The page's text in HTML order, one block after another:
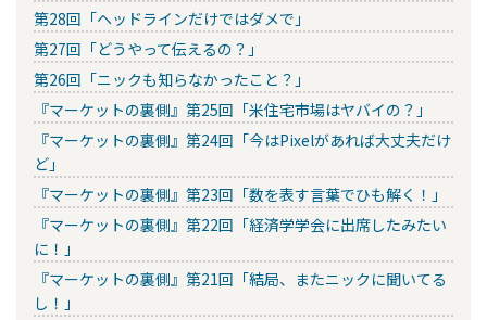
第28回「ヘッドラインだけではダメで」
第27回「どうやって伝えるの？」
第26回「ニックも知らなかったこと？」
『マーケットの裏側』第25回「米住宅市場はヤバイの？」
『マーケットの裏側』第24回「今はPixelがあれば大丈夫だけ
ど」
『マーケットの裏側』第23回「数を表す言葉でひも解く！」
『マーケットの裏側』第22回「経済学学会に出席したみたい
に！」
『マーケットの裏側』第21回「結局、またニックに聞いてる
し！」